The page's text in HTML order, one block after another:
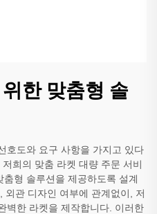
한 맞춤형 솔
호도와 요구 사항을 가지고 있다
희의 맞춤 라켓 대량 주문 서비
형 솔루션을 제공하도록 설계
외관 디자인 여부에 관계없이, 저
벽한 라켓을 제작합니다. 이러한